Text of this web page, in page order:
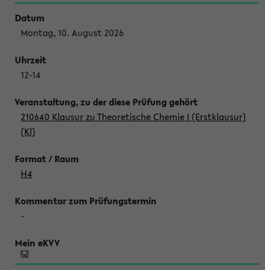
Montag, 10. August 2026
12-14
210640 Klausur zu Theoretische Chemie I (Erstklausur)
(Kl)
H4
-